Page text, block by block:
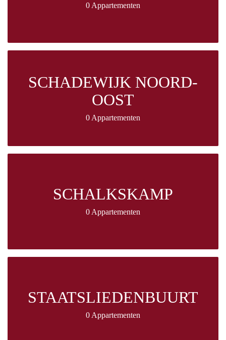
0 Appartementen
SCHADEWIJK NOORD-
OOST
0 Appartementen
SCHALKSKAMP
0 Appartementen
STAATSLIEDENBUURT
0 Appartementen